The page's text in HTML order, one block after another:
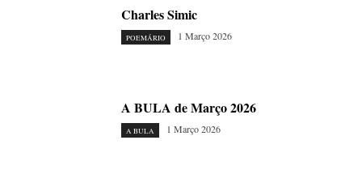
Charles Simic
POEMÁRIO 1 Março 2026
A BULA de Março 2026
A BULA 1 Março 2026